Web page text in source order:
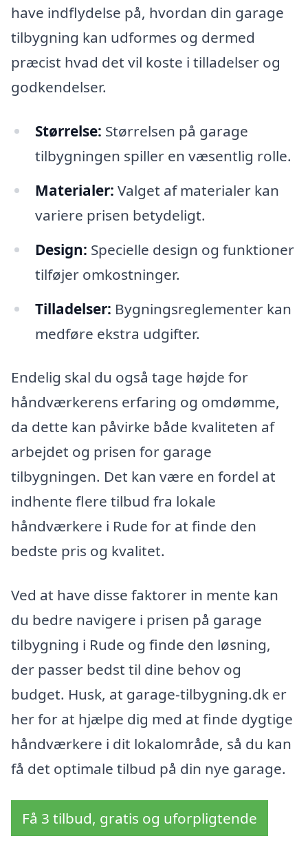
have indflydelse på, hvordan din garage
tilbygning kan udformes og dermed
præcist hvad det vil koste i tilladelser og
godkendelser.
Størrelse: Størrelsen på garage
tilbygningen spiller en væsentlig rolle.
Materialer: Valget af materialer kan
variere prisen betydeligt.
Design: Specielle design og funktioner
tilføjer omkostninger.
Tilladelser: Bygningsreglementer kan
medføre ekstra udgifter.
Endelig skal du også tage højde for
håndværkerens erfaring og omdømme,
da dette kan påvirke både kvaliteten af
arbejdet og prisen for garage
tilbygningen. Det kan være en fordel at
indhente flere tilbud fra lokale
håndværkere i Rude for at finde den
bedste pris og kvalitet.
Ved at have disse faktorer in mente kan
du bedre navigere i prisen på garage
tilbygning i Rude og finde den løsning,
der passer bedst til dine behov og
budget. Husk, at garage-tilbygning.dk er
her for at hjælpe dig med at finde dygtige
håndværkere i dit lokalområde, så du kan
få det optimale tilbud på din nye garage.
Få 3 tilbud, gratis og uforpligtende